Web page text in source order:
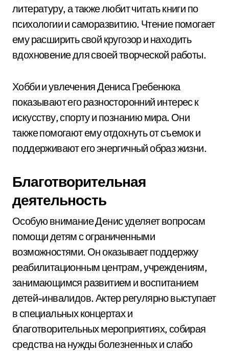
литературу, а также любит читать книги по
психологии и саморазвитию. Чтение помогает
ему расширить свой кругозор и находить
вдохновение для своей творческой работы.
Хобби и увлечения Дениса Гребенюка
показывают его разносторонний интерес к
искусству, спорту и познанию мира. Они
также помогают ему отдохнуть от съемок и
поддерживают его энергичный образ жизни.
Благотворительная
деятельность
Особую внимание Денис уделяет вопросам
помощи детям с ограниченными
возможностями. Он оказывает поддержку
реабилитационным центрам, учреждениям,
занимающимся развитием и воспитанием
детей-инвалидов. Актер регулярно выступает
в специальных концертах и
благотворительных мероприятиях, собирая
средства на нужды болезненных и слабо